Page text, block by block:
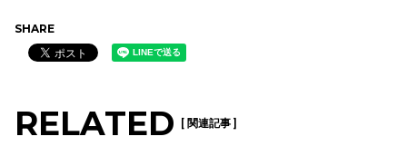
SHARE
RELATED [ 関連記事 ]